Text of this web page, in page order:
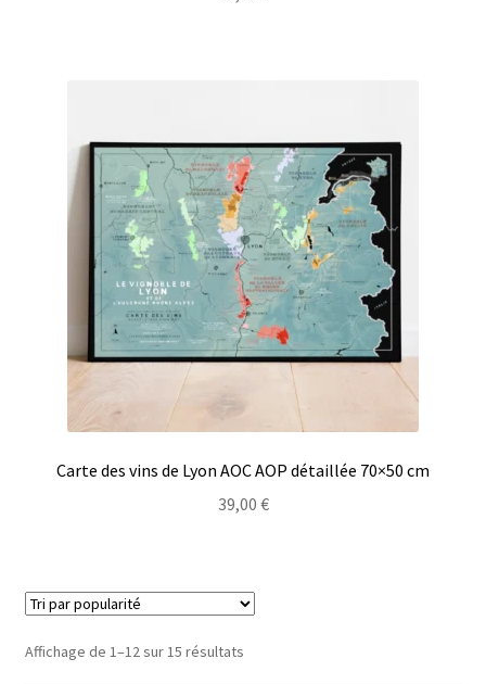
Carte des vins de Lyon AOC AOP détaillée 70×50 cm
39,00 €
Affichage de 1–12 sur 15 résultats